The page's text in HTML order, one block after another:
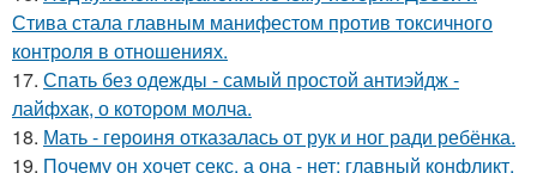
Стива стала главным манифестом против токсичного
контроля в отношениях.
17. Спать без одежды - самый простой антиэйдж -
лайфхак, о котором молча.
18. Мать - героиня отказалась от рук и ног ради ребёнка.
19. Почему он хочет секс, а она - нет: главный конфликт,